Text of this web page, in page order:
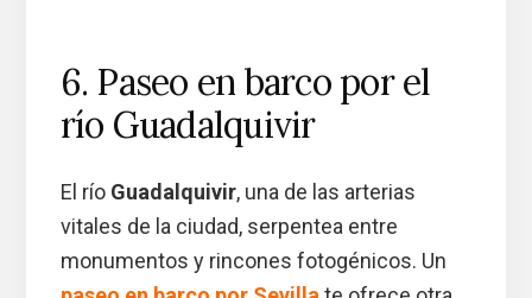
6. Paseo en barco por el
río Guadalquivir
El río Guadalquivir, una de las arterias
vitales de la ciudad, serpentea entre
monumentos y rincones fotogénicos. Un